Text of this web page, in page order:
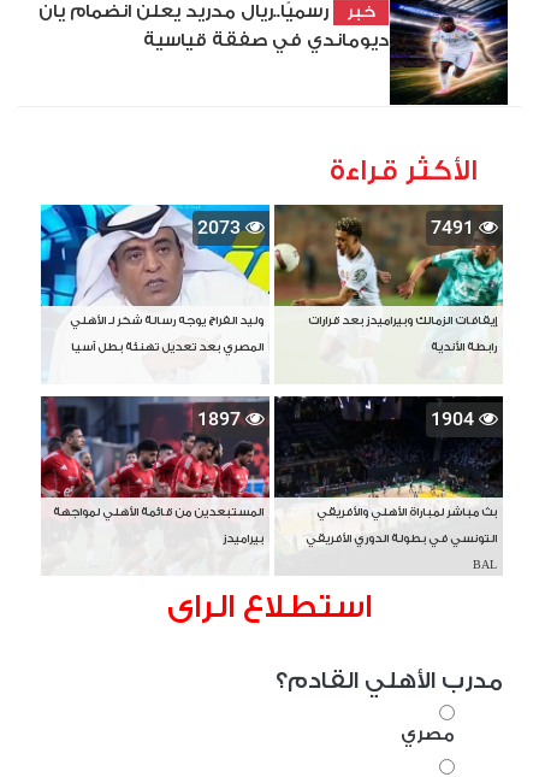
خبر
رسميًا..ريال مدريد يعلن انضمام يان
ديوماندي في صفقة قياسية
الأكثر قراءة
7491
إيقافات الزمالك وبيراميدز بعد قرارات
رابطة الأندية
2073
وليد الفراج يوجه رسالة شكر لـ الأهلي
المصري بعد تعديل تهنئة بطل آسيا
1904
بث مباشر لمباراة الأهلي والأفريقي
التونسي في بطولة الدوري الأفريقي
BAL
1897
المستبعدين من قائمة الأهلي لمواجهة
بيراميدز
استطلاع الراى
مدرب الأهلي القادم؟
مصري